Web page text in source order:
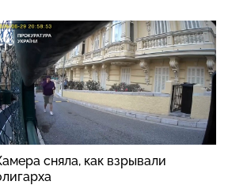
сняла, как взрывали